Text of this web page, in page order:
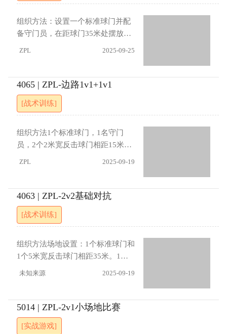
成1次指定的小组进攻配合（无论成
否）（2）受阻时可回传门将并轮转
换位（3）接应队员限制2次触球
快速反击环节。
击，全员参与进攻防守两个小球
门。指导要点：防守队员需保持合
理站位，边路防守以盯人为主，中
攻防转换瞬间要果断快速，反击时
仅进行一对一盯防（2）要求进攻方
必须完成特定配合组合（3）进攻需
在10秒内完成（4）进攻方中场队
员限制2次触球
组织方法：设置一个标准球门并配
备守门员，在距球门35米处摆放一
卫在罚球区内形成一对一对抗。防
守方边卫先站位于罚球区前沿，进
攻方边前卫接应小球门后方队友传
球后，迅速发起进攻并与前锋进行
配合。若防守方获得球权，立即转
向进攻小球门。小球门后的两名前
后，前卫需与小球门后的队员轮换
应主动观察防守站位，利用假动作
创造进攻空间。防守队员需保持合
理距离，把握上抢时机，避免轻易
失位。进展：（1）防守方只能1v1
盯防自己的对手。（2）防守方前卫
须待对方控稳球后再上抢；（3）中
攻（或者配合或者完成射门）（4）
方反击时全部参与。
ZPL 2025-09-25
4065 | ZPL-边路1v1+1v1
[战术训练]
组织方法1个标准球门，1名守门
员，2个2米宽反击球门相距15米，
接球后传球给边路同伴开始1对1。
每次进攻后交换练习，守门员或防
守队员获得球权立即反击。指导要
点进攻 ：边路队员接球后快速决
策，利用速度突破或与中场队员做
二过一配合；中路队员及时包抄接
路防守延缓进攻速度，封堵路线进
成局部2v1（限2次触球）（2）异
侧边路进攻队员可内切至罚球区参
与进攻，增加进攻点，另一名球员
ZPL 2025-09-19
4063 | ZPL-2v2基础对抗
[战术训练]
组织方法场地设置：1个标准球门和
1个5米宽反击球门相距35米。1名
守门员，2人1组进攻，进攻队员站
队员，接球队员运球向前与防守队
员形成2v2，另一名进攻队员跟进
接应，利用墙式配合、渗入、后
未知来源 2025-09-19
5014 | ZPL-2v1小场地比赛
[实战游戏]